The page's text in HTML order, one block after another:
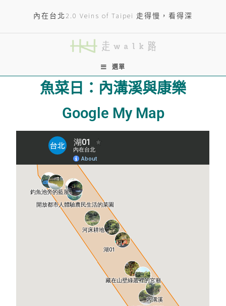
內在台北2.0 Veins of Taipei 走得慢，看得深
選單
魚菜日：內溝溪與康樂
Google My Map